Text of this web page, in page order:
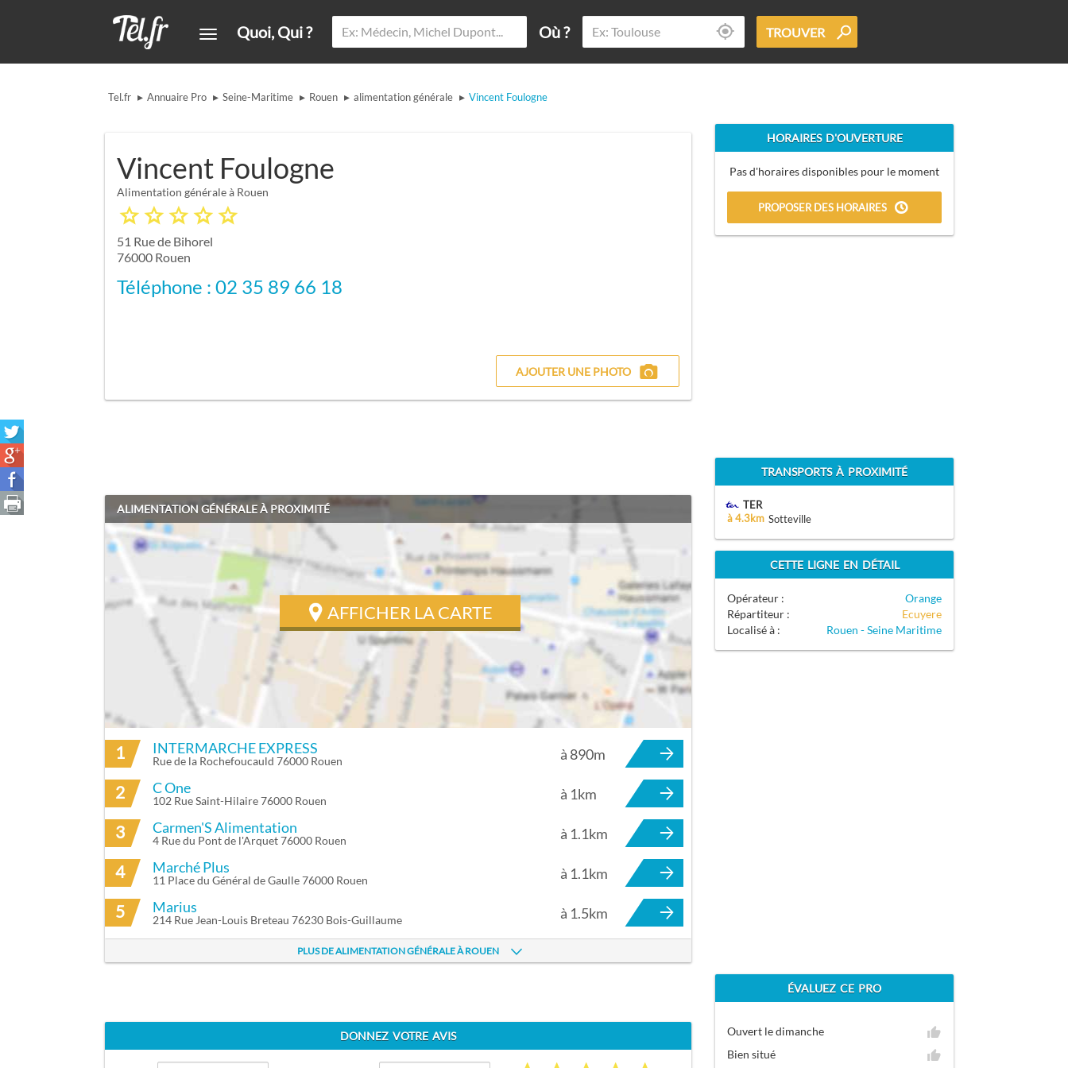
Quoi, Qui ? Où ? TROUVER
Tel.fr ▸ Annuaire Pro ▸ Seine-Maritime ▸ Rouen ▸ alimentation générale ▸ Vincent Foulogne
AJOUTER UNE PHOTO
Vincent Foulogne
Alimentation générale à Rouen
51 Rue de Bihorel
76000 Rouen
Téléphone : 02 35 89 66 18
ALIMENTATION GÉNÉRALE À PROXIMITÉ
AFFICHER LA CARTE
ITINÉRAIRE VERS VINCENT FOULOGNE À ROUEN
1 INTERMARCHE EXPRESS
Rue de la Rochefoucauld 76000 Rouen à 890m
2 C One
102 Rue Saint-Hilaire 76000 Rouen à 1km
3 Carmen'S Alimentation
4 Rue du Pont de l'Arquet 76000 Rouen à 1.1km
4 Marché Plus
11 Place du Général de Gaulle 76000 Rouen à 1.1km
5 Marius
214 Rue Jean-Louis Breteau 76230 Bois-Guillaume à 1.5km
PLUS DE ALIMENTATION GÉNÉRALE À ROUEN
HORAIRES D'OUVERTURE
Pas d'horaires disponibles pour le moment
PROPOSER DES HORAIRES
TRANSPORTS À PROXIMITÉ
TER
à 4.3km Sotteville
CETTE LIGNE EN DÉTAIL
Opérateur :
Orange
Répartiteur :
Ecuyere
Localisé à :
Rouen - Seine Maritime
DONNEZ VOTRE AVIS
ÉVALUEZ CE PRO
Ouvert le dimanche
Bien situé